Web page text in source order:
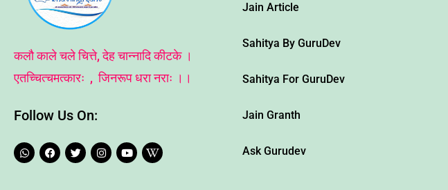
कलौ काले चले चित्ते, देह चान्नादि कीटके ।
एतच्चित्चमत्कारः , जिनरूप धरा नराः ।।
Follow Us On:
W
h
a
F
a
c
T
w
i
I
n
s
Y
o
u
W
i
k
Jain Article
Sahitya By GuruDev
Sahitya For GuruDev
Jain Granth
Ask Gurudev